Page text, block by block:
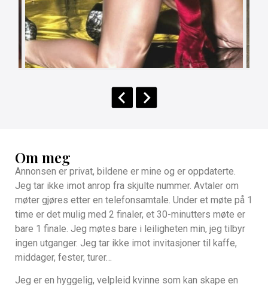
Om meg
Annonsen er privat, bildene er mine og er oppdaterte.
Jeg tar ikke imot anrop fra skjulte nummer. Avtaler om
møter gjøres etter en telefonsamtale. Under et møte på 1
time er det mulig med 2 finaler, et 30-minutters møte er
bare 1 finale. Jeg møtes bare i leiligheten min, jeg tilbyr
ingen utganger. Jeg tar ikke imot invitasjoner til kaffe,
middager, fester, turer…
Jeg er en hyggelig, velpleid kvinne som kan skape en